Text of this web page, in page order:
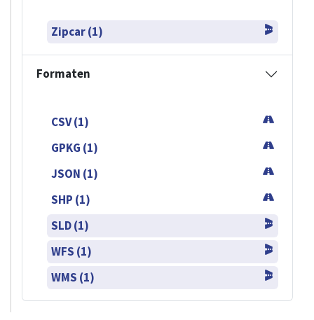
Zipcar (1)
Formaten
CSV (1)
GPKG (1)
JSON (1)
SHP (1)
SLD (1)
WFS (1)
WMS (1)